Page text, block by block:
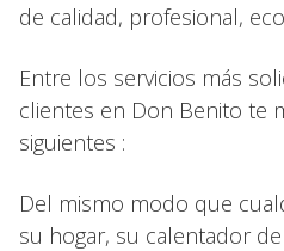
de calidad, profesional,
Entre los servicios más
clientes en Don Benito te
siguientes :
Del mismo modo que
su hogar, su calentador